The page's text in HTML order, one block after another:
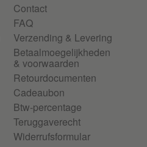
Contact
FAQ
Verzending & Levering
Betaalmoegelijkheden
& voorwaarden
Retourdocumenten
Cadeaubon
Btw-percentage
Teruggaverecht
Widerrufsformular